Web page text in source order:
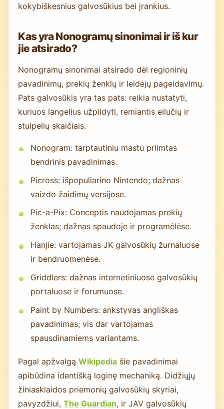
kokybiškesnius galvosūkius bei įrankius.
Kas yra Nonogramų sinonimai ir iš kur
jie atsirado?
Nonogramų sinonimai atsirado dėl regioninių
pavadinimų, prekių ženklų ir leidėjų pageidavimų.
Pats galvosūkis yra tas pats: reikia nustatyti,
kuriuos langelius užpildyti, remiantis eilučių ir
stulpelių skaičiais.
Nonogram: tarptautiniu mastu priimtas
bendrinis pavadinimas.
Picross: išpopuliarino Nintendo; dažnas
vaizdo žaidimų versijose.
Pic-a-Pix: Conceptis naudojamas prekių
ženklas; dažnas spaudoje ir programėlėse.
Hanjie: vartojamas JK galvosūkių žurnaluose
ir bendruomenėse.
Griddlers: dažnas internetiniuose galvosūkių
portaluose ir forumuose.
Paint by Numbers: ankstyvas angliškas
pavadinimas; vis dar vartojamas
spausdinamiems variantams.
Pagal apžvalgąWikipedia šie pavadinimai
apibūdina identišką loginę mechaniką. Didžiųjų
žiniasklaidos priemonių galvosūkių skyriai,
pavyzdžiui,The Guardian, ir JAV galvosūkių